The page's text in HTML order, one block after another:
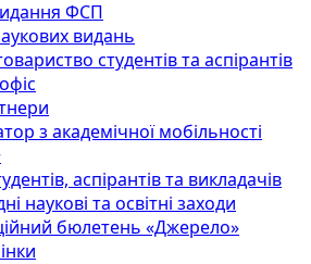
ФСП
видань
студентів та аспірантів
з академічної мобільності
аспірантів та викладачів
наукові та освітні заходи
бюлетень «Джерело»